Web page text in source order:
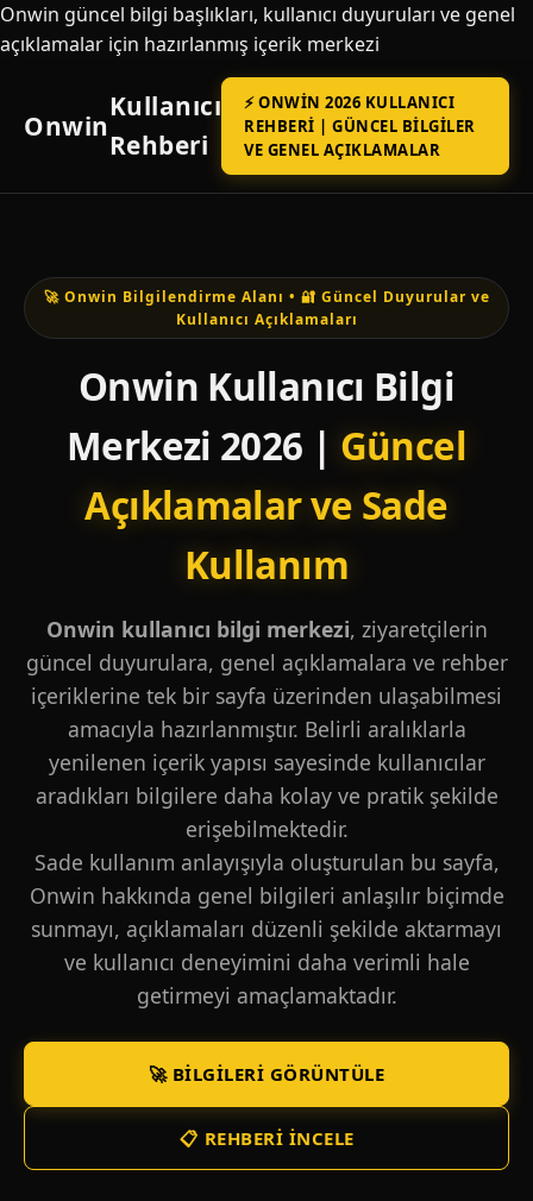
Onwin güncel bilgi başlıkları, kullanıcı duyuruları ve genel
açıklamalar için hazırlanmış içerik merkezi
Onwin
Kullanıcı
Rehberi
⚡ ONWIN 2026 KULLANICI
REHBERI | GÜNCEL BILGILER
VE GENEL AÇIKLAMALAR
🚀 Onwin Bilgilendirme Alanı • 🔐 Güncel Duyurular ve
Kullanıcı Açıklamaları
Onwin Kullanıcı Bilgi
Merkezi 2026 | Güncel
Açıklamalar ve Sade
Kullanım
Onwin kullanıcı bilgi merkezi, ziyaretçilerin
güncel duyurulara, genel açıklamalara ve rehber
içeriklerine tek bir sayfa üzerinden ulaşabilmesi
amacıyla hazırlanmıştır. Belirli aralıklarla
yenilenen içerik yapısı sayesinde kullanıcılar
aradıkları bilgilere daha kolay ve pratik şekilde
erişebilmektedir.
Sade kullanım anlayışıyla oluşturulan bu sayfa,
Onwin hakkında genel bilgileri anlaşılır biçimde
sunmayı, açıklamaları düzenli şekilde aktarmayı
ve kullanıcı deneyimini daha verimli hale
getirmeyi amaçlamaktadır.
🚀 BILGILERI GÖRÜNTÜLE
📋 REHBERI İNCELE